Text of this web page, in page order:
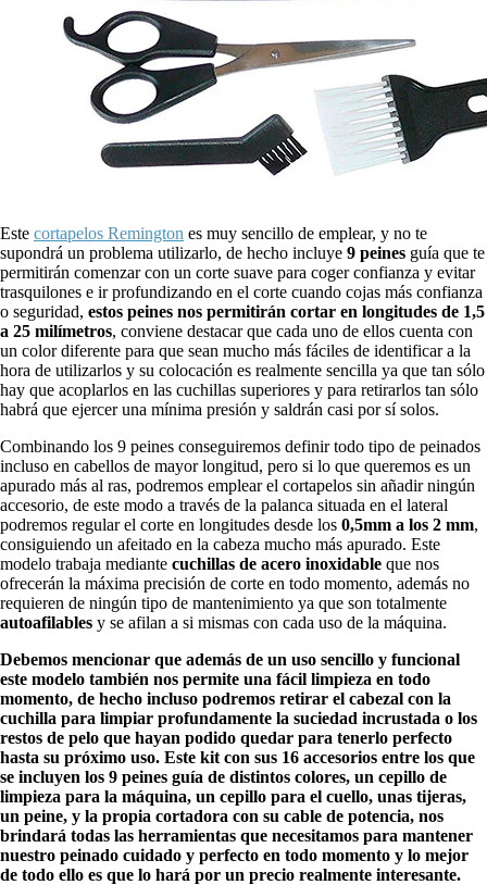
Este cortapelos Remington es muy sencillo de emplear, y no te
supondrá un problema utilizarlo, de hecho incluye 9 peines guía que te
permitirán comenzar con un corte suave para coger confianza y evitar
trasquilones e ir profundizando en el corte cuando cojas más confianza
o seguridad, estos peines nos permitirán cortar en longitudes de 1,5
a 25 milímetros, conviene destacar que cada uno de ellos cuenta con
un color diferente para que sean mucho más fáciles de identificar a la
hora de utilizarlos y su colocación es realmente sencilla ya que tan sólo
hay que acoplarlos en las cuchillas superiores y para retirarlos tan sólo
habrá que ejercer una mínima presión y saldrán casi por sí solos.
Combinando los 9 peines conseguiremos definir todo tipo de peinados
incluso en cabellos de mayor longitud, pero si lo que queremos es un
apurado más al ras, podremos emplear el cortapelos sin añadir ningún
accesorio, de este modo a través de la palanca situada en el lateral
podremos regular el corte en longitudes desde los 0,5mm a los 2 mm,
consiguiendo un afeitado en la cabeza mucho más apurado. Este
modelo trabaja mediante cuchillas de acero inoxidable que nos
ofrecerán la máxima precisión de corte en todo momento, además no
requieren de ningún tipo de mantenimiento ya que son totalmente
autoafilables y se afilan a si mismas con cada uso de la máquina.
Debemos mencionar que además de un uso sencillo y funcional
este modelo también nos permite una fácil limpieza en todo
momento, de hecho incluso podremos retirar el cabezal con la
cuchilla para limpiar profundamente la suciedad incrustada o los
restos de pelo que hayan podido quedar para tenerlo perfecto
hasta su próximo uso. Este kit con sus 16 accesorios entre los que
se incluyen los 9 peines guía de distintos colores, un cepillo de
limpieza para la máquina, un cepillo para el cuello, unas tijeras,
un peine, y la propia cortadora con su cable de potencia, nos
brindará todas las herramientas que necesitamos para mantener
nuestro peinado cuidado y perfecto en todo momento y lo mejor
de todo ello es que lo hará por un precio realmente interesante.